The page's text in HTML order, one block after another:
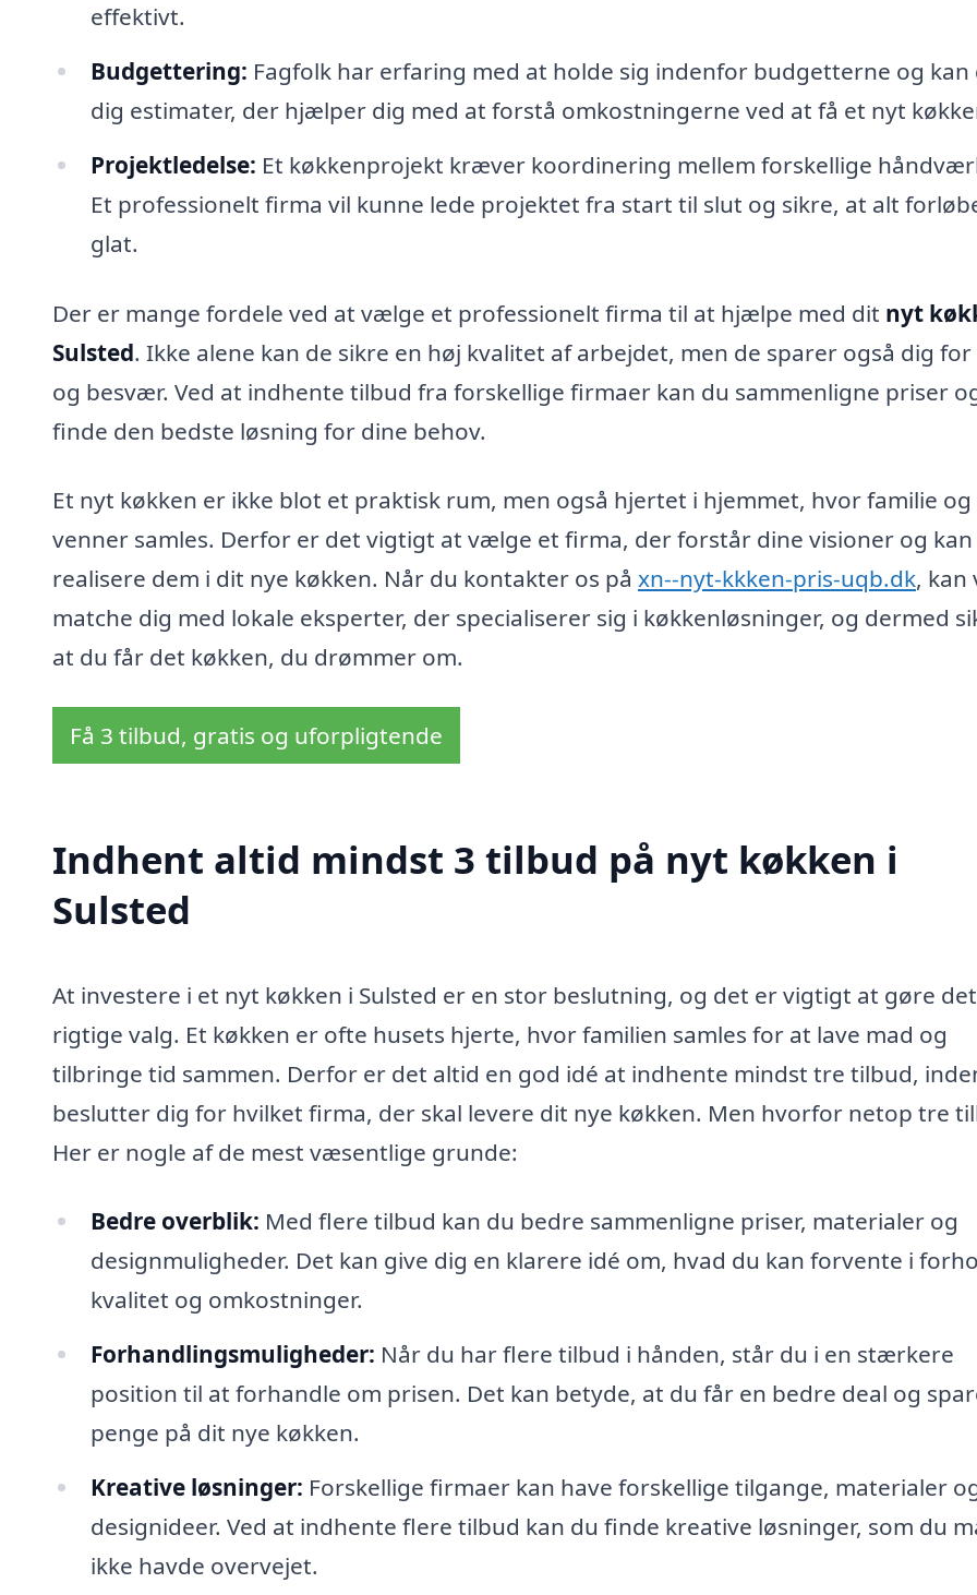
effektivt.
Budgettering: Fagfolk har erfaring med at holde sig indenfor budgetterne og kan
dig estimater, der hjælper dig med at forstå omkostningerne ved at få et nyt
Projektledelse: Et køkkenprojekt kræver koordinering mellem forskellige
Et professionelt firma vil kunne lede projektet fra start til slut og sikre, at alt
glat.
Der er mange fordele ved at vælge et professionelt firma til at hjælpe med dit nyt
Sulsted. Ikke alene kan de sikre en høj kvalitet af arbejdet, men de sparer også dig for
og besvær. Ved at indhente tilbud fra forskellige firmaer kan du sammenligne priser
finde den bedste løsning for dine behov.
Et nyt køkken er ikke blot et praktisk rum, men også hjertet i hjemmet, hvor familie og
venner samles. Derfor er det vigtigt at vælge et firma, der forstår dine visioner og kan
realisere dem i dit nye køkken. Når du kontakter os på xn--nyt-kkken-pris-uqb.dk, kan
matche dig med lokale eksperter, der specialiserer sig i køkkenløsninger, og dermed
at du får det køkken, du drømmer om.
Få 3 tilbud, gratis og uforpligtende
Indhent altid mindst 3 tilbud på nyt køkken i
Sulsted
At investere i et nyt køkken i Sulsted er en stor beslutning, og det er vigtigt at gøre det
rigtige valg. Et køkken er ofte husets hjerte, hvor familien samles for at lave mad og
tilbringe tid sammen. Derfor er det altid en god idé at indhente mindst tre tilbud,
beslutter dig for hvilket firma, der skal levere dit nye køkken. Men hvorfor netop tre
Her er nogle af de mest væsentlige grunde:
Bedre overblik: Med flere tilbud kan du bedre sammenligne priser, materialer og
designmuligheder. Det kan give dig en klarere idé om, hvad du kan forvente i
kvalitet og omkostninger.
Forhandlingsmuligheder: Når du har flere tilbud i hånden, står du i en stærkere
position til at forhandle om prisen. Det kan betyde, at du får en bedre deal og
penge på dit nye køkken.
Kreative løsninger: Forskellige firmaer kan have forskellige tilgange, materialer
designideer. Ved at indhente flere tilbud kan du finde kreative løsninger, som du
ikke havde overvejet.